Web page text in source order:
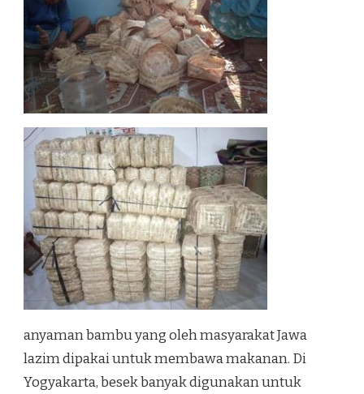
anyaman bambu yang oleh masyarakat Jawa
lazim dipakai untuk membawa makanan. Di
Yogyakarta, besek banyak digunakan untuk